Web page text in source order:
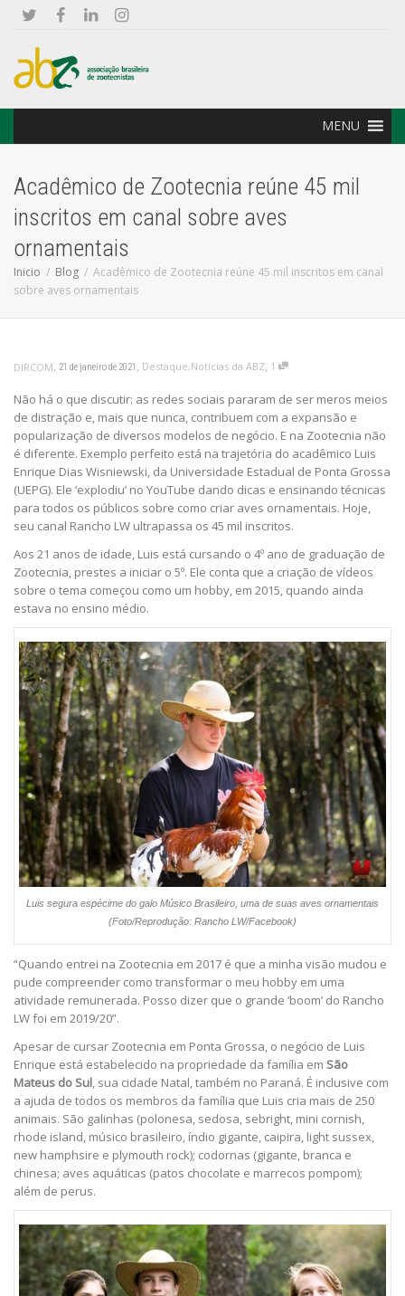
MENU
Acadêmico de Zootecnia reúne 45 mil
inscritos em canal sobre aves
ornamentais
Inicio Blog
Acadêmico de Zootecnia reúne 45 mil inscritos em canal
sobre aves ornamentais
DIRCOM, 21 de janeiro de 2021 , Destaque,Notícias da ABZ, 1
Não há o que discutir: as redes sociais pararam de ser meros meios
de distração e, mais que nunca, contribuem com a expansão e
popularização de diversos modelos de negócio. E na Zootecnia não
é diferente. Exemplo perfeito está na trajetória do acadêmico Luis
Enrique Dias Wisniewski, da Universidade Estadual de Ponta Grossa
(UEPG). Ele ‘explodiu’ no YouTube dando dicas e ensinando técnicas
para todos os públicos sobre como criar aves ornamentais. Hoje,
seu canal Rancho LW ultrapassa os 45 mil inscritos.
Aos 21 anos de idade, Luis está cursando o 4º ano de graduação de
Zootecnia, prestes a iniciar o 5º. Ele conta que a criação de vídeos
sobre o tema começou como um hobby, em 2015, quando ainda
estava no ensino médio.
Luis segura espécime do galo Músico Brasileiro, uma de suas aves ornamentais
(Foto/Reprodução: Rancho LW/Facebook)
“Quando entrei na Zootecnia em 2017 é que a minha visão mudou e
pude compreender como transformar o meu hobby em uma
atividade remunerada. Posso dizer que o grande ‘boom’ do Rancho
LW foi em 2019/20”.
Apesar de cursar Zootecnia em Ponta Grossa, o negócio de Luis
Enrique está estabelecido na propriedade da família em São
Mateus do Sul, sua cidade Natal, também no Paraná. É inclusive com
a ajuda de todos os membros da família que Luis cria mais de 250
animais. São galinhas (polonesa, sedosa, sebright, mini cornish,
rhode island, músico brasileiro, índio gigante, caipira, light sussex,
new hamphsire e plymouth rock); codornas (gigante, branca e
chinesa; aves aquáticas (patos chocolate e marrecos pompom);
além de perus.